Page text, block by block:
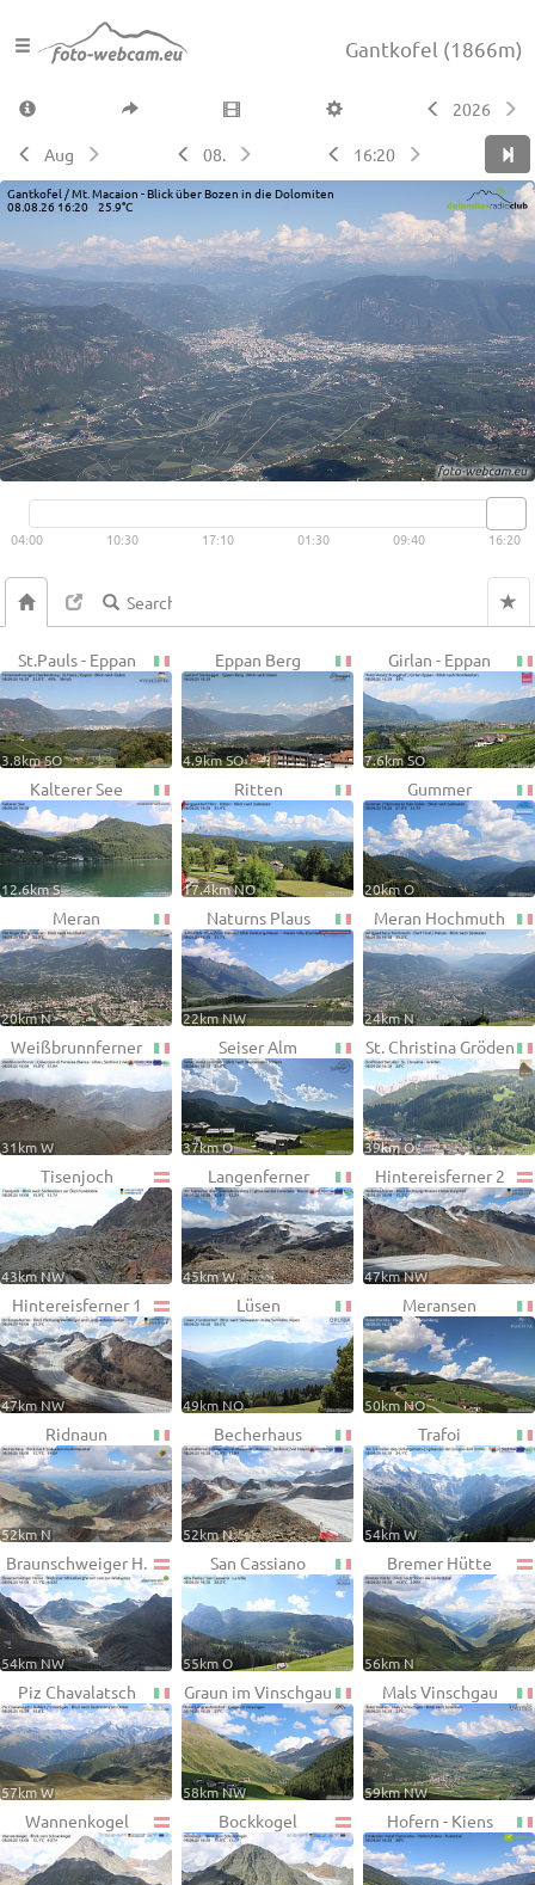
Gantkofel (1866m)
2026
Aug 08. 16:20
Gantkofel / Mt. Macaion - Blick über Bozen in die Dolomiten
08.08.26 16:20 25.9°C
Live video available → View
04:00 10:30 17:10 01:30 09:40 16:20
St.Pauls - Eppan
3.8km SO
Eppan Berg
4.9km SO
Girlan - Eppan
7.6km SO
Kalterer See
12.6km S
Ritten
17.4km NO
Gummer
20km O
Meran
20km N
Naturns Plaus
22km NW
Meran Hochmuth
24km N
Weißbrunnferner
31km W
Seiser Alm
37km O
St. Christina Gröden
39km O
Tisenjoch
43km NW
Langenferner
45km W
Hintereisferner 2
47km NW
Hintereisferner 1
47km NW
Lüsen
49km NO
Meransen
50km NO
Ridnaun
52km N
Becherhaus
52km N
Trafoi
54km W
Braunschweiger H.
54km NW
San Cassiano
55km O
Bremer Hütte
56km N
Piz Chavalatsch
57km W
Graun im Vinschgau
58km NW
Mals Vinschgau
59km NW
Wannenkogel Bockkogel Hofern - Kiens